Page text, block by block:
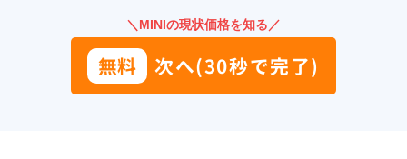
＼MINIの現状価格を知る／
無料 次へ(30秒で完了)